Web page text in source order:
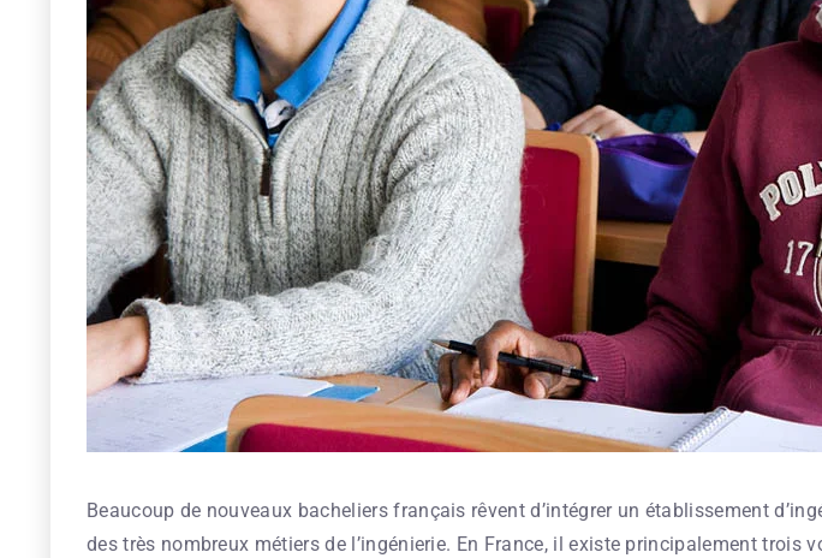
Beaucoup de nouveaux bacheliers français rêvent d’intégrer un établissement
des très nombreux métiers de l’ingénierie. En France, il existe principalement trois